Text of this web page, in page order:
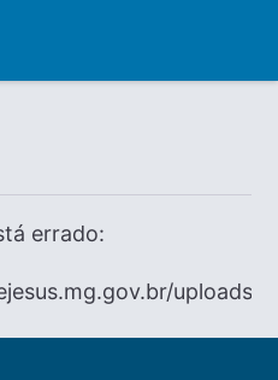
errado:
uploads/